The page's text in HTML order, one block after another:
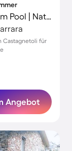
Maisonette mit Garten und privatem Pool | Naturblick
Castagnetoli für
Angebot